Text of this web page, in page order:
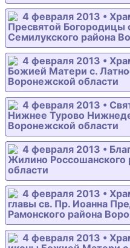
4 февраля 2013 •
Пресвятой Богородицы
Семилукского района
4 февраля 2013 •
Божией Матери с.
Воронежской области
4 февраля 2013 •
Нижнее Турово
Воронежской области
4 февраля 2013 •
Жилино Россошанского
области
4 февраля 2013 •
главы св. Пр. Иоанна
Рамонского района
4 февраля 2013 •